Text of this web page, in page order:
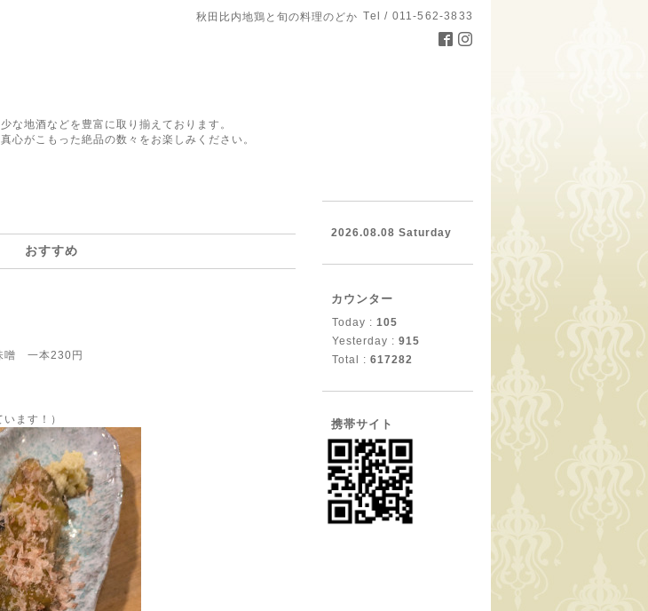
秋田比内地鶏と旬の料理のどか Tel / 011-562-3833
な地酒などを豊富に取り揃えております。
心がこもった絶品の数々をお楽しみください。
おすすめ
噌 一本230円
ます！）
2026.08.08 Saturday
カウンター
Today : 105
Yesterday : 915
Total : 617282
携帯サイト